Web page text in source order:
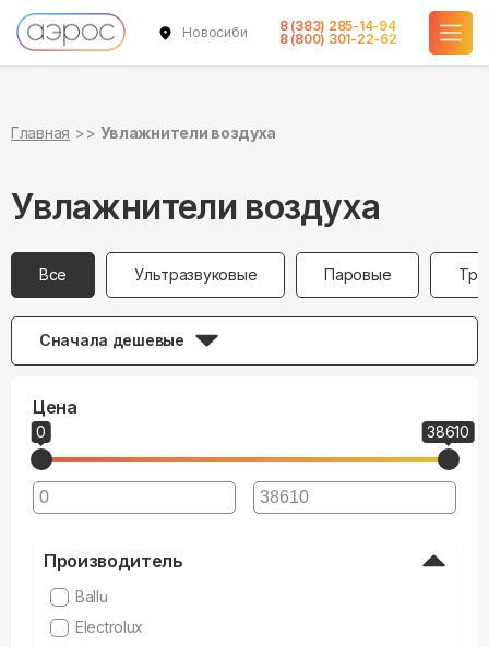
Новосибирск
8 (383) 285-14-94
8 (800) 301-22-62
Главная Увлажнители воздуха
Увлажнители воздуха
Все Ультразвуковые Паровые
Сначала дешевые
Цена
0 38610
Производитель
Ballu
Electrolux